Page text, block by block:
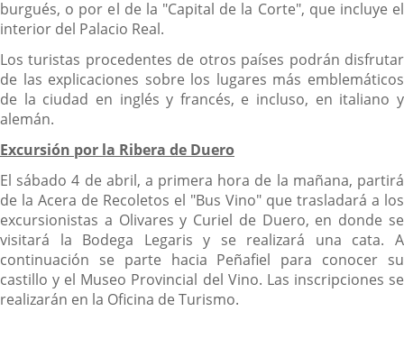
burgués, o por el de la "Capital de la Corte", que incluye el
interior del Palacio Real.
Los turistas procedentes de otros países podrán disfrutar
de las explicaciones sobre los lugares más emblemáticos
de la ciudad en inglés y francés, e incluso, en italiano y
alemán.
Excursión por la Ribera de Duero
El sábado 4 de abril, a primera hora de la mañana, partirá
de la Acera de Recoletos el "Bus Vino" que trasladará a los
excursionistas a Olivares y Curiel de Duero, en donde se
visitará la Bodega Legaris y se realizará una cata. A
continuación se parte hacia Peñafiel para conocer su
castillo y el Museo Provincial del Vino. Las inscripciones se
realizarán en la Oficina de Turismo.